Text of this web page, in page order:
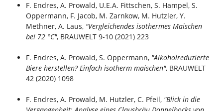
F. Endres, A. Prowald, U.E.A. Fittschen, S. Hampel, S.
Oppermann, F. Jacob, M. Zarnkow, M. Hutzler, Y.
Methner, A. Laus, "Vergleichendes isothermes Maischen
bei 72 °C", BRAUWELT 9-10 (2021) 223
F. Endres, A. Prowald, S. Oppermann, "Alkoholreduzierte
Biere herstellen? Einfach isotherm maischen", BRAUWELT
42 (2020) 1098
F. Endres, A. Prowald, M. Hutzler, C. Pfeil, "Blick in die